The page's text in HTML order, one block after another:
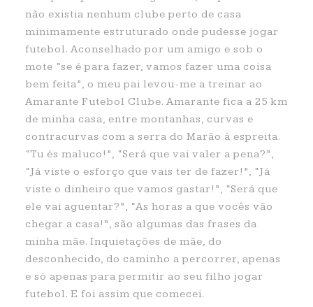
não existia nenhum clube perto de casa
minimamente estruturado onde pudesse jogar
futebol. Aconselhado por um amigo e sob o
mote “se é para fazer, vamos fazer uma coisa
bem feita”, o meu pai levou-me a treinar ao
Amarante Futebol Clube. Amarante fica a 25 km
de minha casa, entre montanhas, curvas e
contracurvas com a serra do Marão à espreita.
“Tu és maluco!”, “Será que vai valer a pena?”,
“Já viste o esforço que vais ter de fazer!”, “Já
viste o dinheiro que vamos gastar!”, “Será que
ele vai aguentar?”, “As horas a que vocês vão
chegar a casa!”, são algumas das frases da
minha mãe. Inquietações de mãe, do
desconhecido, do caminho a percorrer, apenas
e só apenas para permitir ao seu filho jogar
futebol. E foi assim que comecei.